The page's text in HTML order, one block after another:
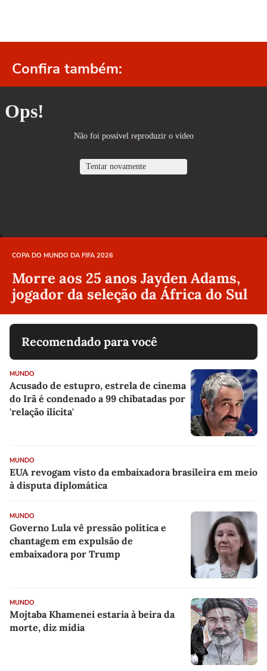
Confira também:
COPA DO MUNDO DA FIFA 2026
Morre aos 25 anos Jayden Adams,
jogador da seleção da África do Sul
Recomendado para você
MUNDO
Acusado de estupro, estrela de cinema
do Irã é condenado a 99 chibatadas por
'relação ilícita'
MUNDO
EUA revogam visto da embaixadora brasileira em meio
à disputa diplomática
MUNDO
Governo Lula vê pressão política e
chantagem em expulsão de
embaixadora por Trump
MUNDO
Mojtaba Khamenei estaria à beira da
morte, diz mídia